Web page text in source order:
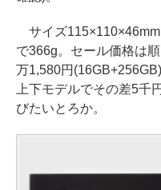
サイズ
で366g。セール価格は
万1,580円
上下モデルでその差5千
びたいとろか。